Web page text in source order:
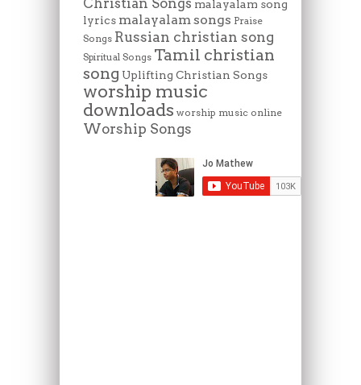
malayalam song
lyrics malayalam songs Praise
Songs Russian christian song
Spiritual Songs Tamil christian
song Uplifting Christian Songs
worship music
downloads worship music online
Worship Songs